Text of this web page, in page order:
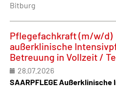
Bitburg
Pflegefachkraft (m/w/d)
außerklinische
Betreuung in Vollzeit /
28.07.2026
SAARPFLEGE Außerklinische